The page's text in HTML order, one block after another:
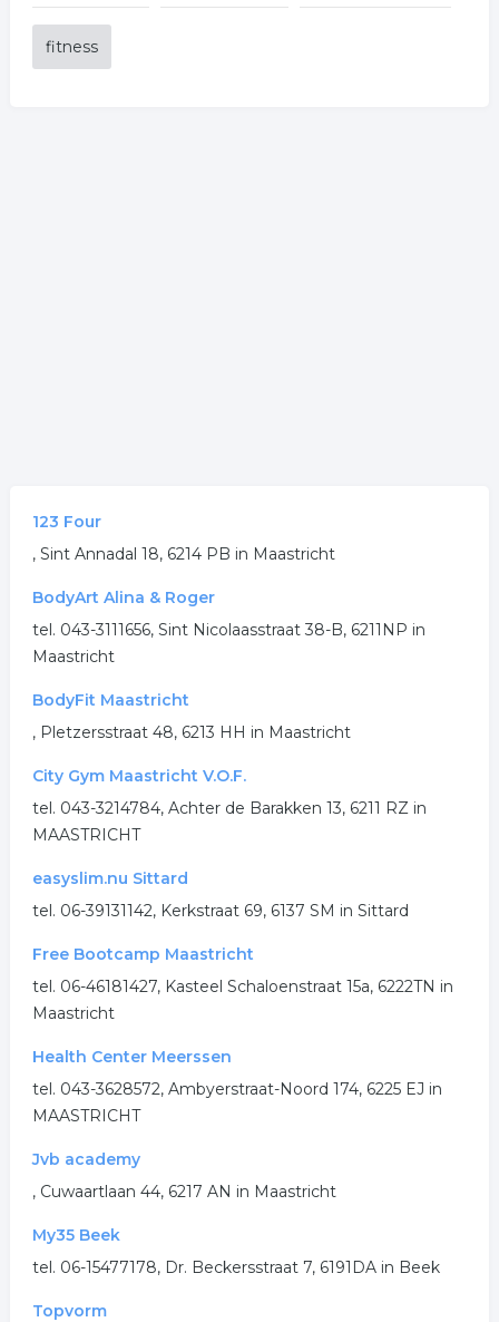
fitness
123 Four
, Sint Annadal 18, 6214 PB in Maastricht
BodyArt Alina & Roger
tel. 043-3111656, Sint Nicolaasstraat 38-B, 6211NP in
Maastricht
BodyFit Maastricht
, Pletzersstraat 48, 6213 HH in Maastricht
City Gym Maastricht V.O.F.
tel. 043-3214784, Achter de Barakken 13, 6211 RZ in
MAASTRICHT
easyslim.nu Sittard
tel. 06-39131142, Kerkstraat 69, 6137 SM in Sittard
Free Bootcamp Maastricht
tel. 06-46181427, Kasteel Schaloenstraat 15a, 6222TN in
Maastricht
Health Center Meerssen
tel. 043-3628572, Ambyerstraat-Noord 174, 6225 EJ in
MAASTRICHT
Jvb academy
, Cuwaartlaan 44, 6217 AN in Maastricht
My35 Beek
tel. 06-15477178, Dr. Beckersstraat 7, 6191DA in Beek
Topvorm